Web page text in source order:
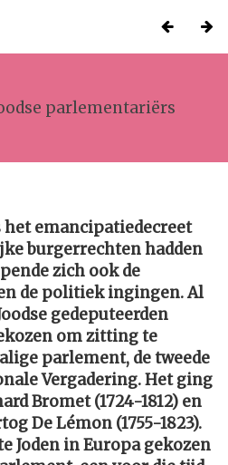
parlementariërs
het emancipatiedecreet
burgerrechten hadden
zich ook de
de politiek ingingen. Al
gedeputeerden
om zitting te
parlement, de tweede
Vergadering. Het ging
Bromet (1724-1812) en
De Lémon (1755-1823).
Joden in Europa gekozen